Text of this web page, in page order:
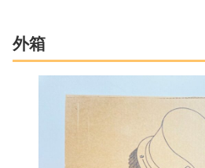
外箱